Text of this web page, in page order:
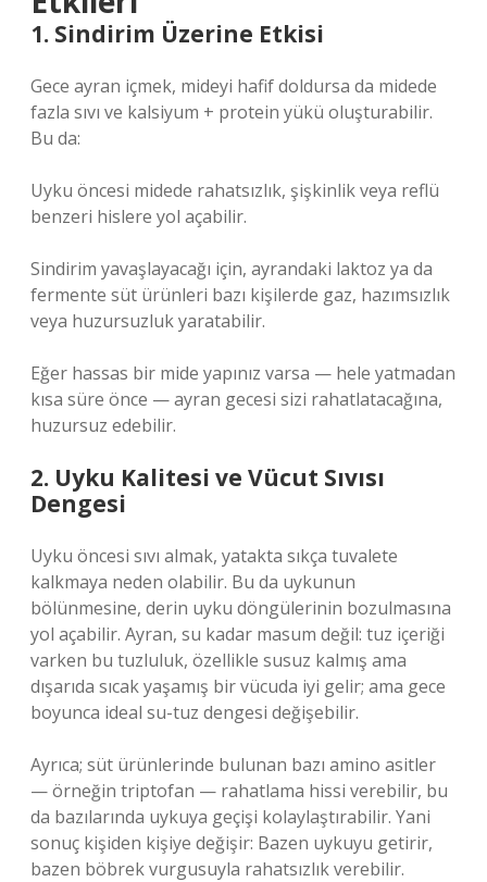
1. Sindirim Üzerine Etkisi
Gece ayran içmek, mideyi hafif doldursa da midede
fazla sıvı ve kalsiyum + protein yükü oluşturabilir.
Bu da:
Uyku öncesi midede rahatsızlık, şişkinlik veya reflü
benzeri hislere yol açabilir.
Sindirim yavaşlayacağı için, ayrandaki laktoz ya da
fermente süt ürünleri bazı kişilerde gaz, hazımsızlık
veya huzursuzluk yaratabilir.
Eğer hassas bir mide yapınız varsa — hele yatmadan
kısa süre önce — ayran gecesi sizi rahatlatacağına,
huzursuz edebilir.
2. Uyku Kalitesi ve Vücut Sıvısı
Dengesi
Uyku öncesi sıvı almak, yatakta sıkça tuvalete
kalkmaya neden olabilir. Bu da uykunun
bölünmesine, derin uyku döngülerinin bozulmasına
yol açabilir. Ayran, su kadar masum değil: tuz içeriği
varken bu tuzluluk, özellikle susuz kalmış ama
dışarıda sıcak yaşamış bir vücuda iyi gelir; ama gece
boyunca ideal su-tuz dengesi değişebilir.
Ayrıca; süt ürünlerinde bulunan bazı amino asitler
— örneğin triptofan — rahatlama hissi verebilir, bu
da bazılarında uykuya geçişi kolaylaştırabilir. Yani
sonuç kişiden kişiye değişir: Bazen uykuyu getirir,
bazen böbrek vurgusuyla rahatsızlık verebilir.